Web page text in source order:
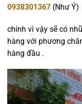
0938301367 (Như Ý)
chính vì vậy sẽ có
hàng với phương
hàng đầu .